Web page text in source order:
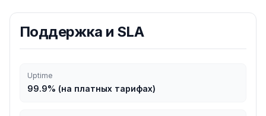
Поддержка и SLA
Uptime
99.9% (на платных тарифах)